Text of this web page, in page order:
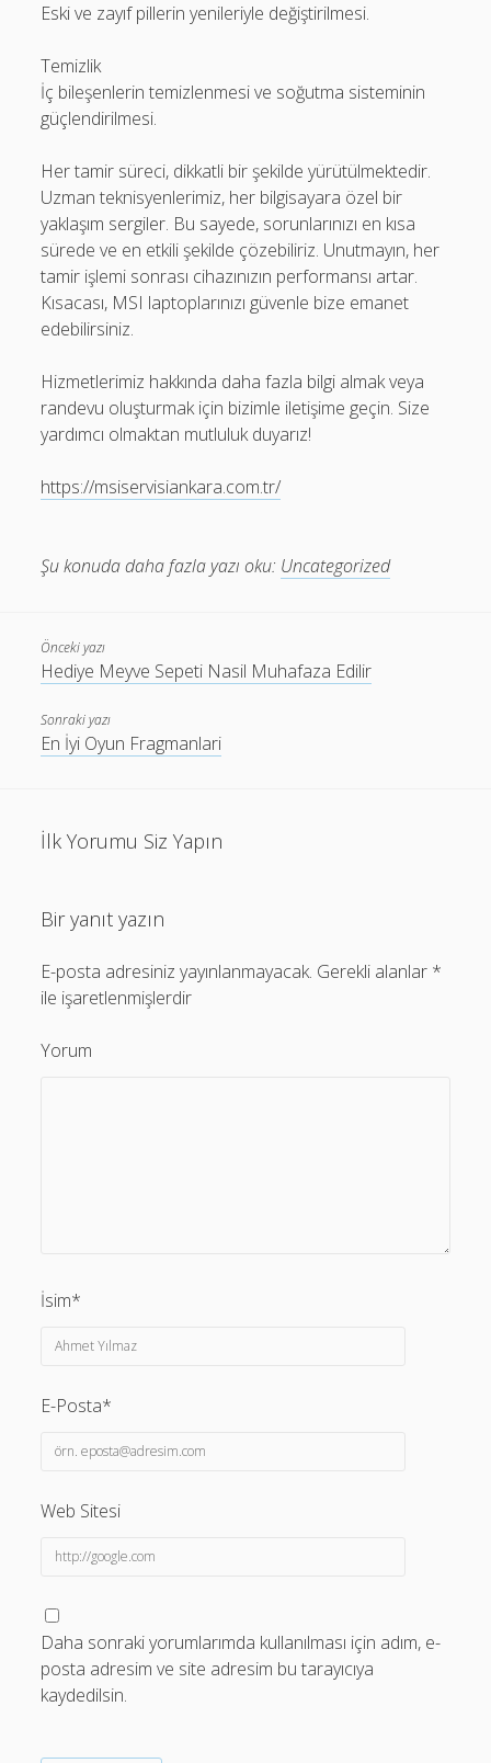
Eski ve zayıf pillerin yenileriyle değiştirilmesi.
Temizlik
İç bileşenlerin temizlenmesi ve soğutma sisteminin
güçlendirilmesi.
Her tamir süreci, dikkatli bir şekilde yürütülmektedir.
Uzman teknisyenlerimiz, her bilgisayara özel bir
yaklaşım sergiler. Bu sayede, sorunlarınızı en kısa
sürede ve en etkili şekilde çözebiliriz. Unutmayın, her
tamir işlemi sonrası cihazınızın performansı artar.
Kısacası, MSI laptoplarınızı güvenle bize emanet
edebilirsiniz.
Hizmetlerimiz hakkında daha fazla bilgi almak veya
randevu oluşturmak için bizimle iletişime geçin. Size
yardımcı olmaktan mutluluk duyarız!
https://msiservisiankara.com.tr/
Şu konuda daha fazla yazı oku: Uncategorized
Önceki yazı
Hediye Meyve Sepeti Nasil Muhafaza Edilir
Sonraki yazı
En İyi Oyun Fragmanlari
İlk Yorumu Siz Yapın
Bir yanıt yazın
E-posta adresiniz yayınlanmayacak. Gerekli alanlar *
ile işaretlenmişlerdir
Yorum
İsim*
E-Posta*
Web Sitesi
Daha sonraki yorumlarımda kullanılması için adım, e-
posta adresim ve site adresim bu tarayıcıya
kaydedilsin.